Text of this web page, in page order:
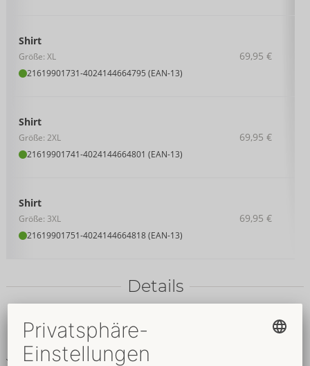
Shirt
Größe: XL
21619901731-4024144664795 (EAN-13)
69,95 €
Shirt
Größe: 2XL
21619901741-4024144664801 (EAN-13)
69,95 €
Shirt
Größe: 3XL
21619901751-4024144664818 (EAN-13)
69,95 €
Details
Produkttext
Ärmelloses Netz-Shirt